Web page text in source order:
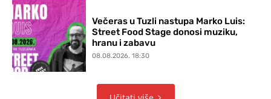
Večeras u Tuzli nastupa Marko Luis:
Street Food Stage donosi muziku,
hranu i zabavu
08.08.2026. 18:30